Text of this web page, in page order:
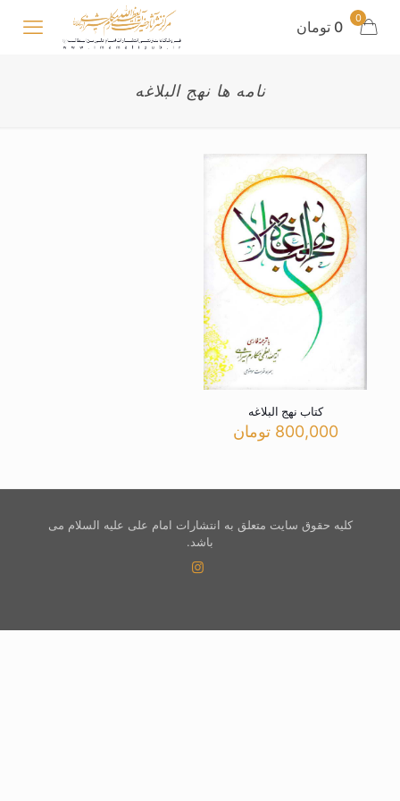
0 0 تومان
نامه ها نهج البلاغه
کتاب نهج البلاغه
800,000 تومان
کلیه حقوق سایت متعلق به انتشارات امام علی علیه السلام می
باشد.